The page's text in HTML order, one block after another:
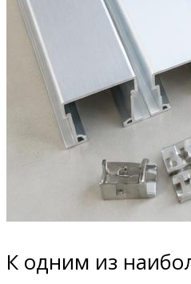
К одним из